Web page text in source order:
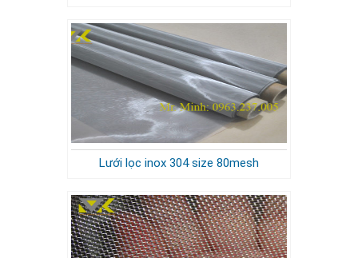
Lưới lọc inox 304 size 80mesh